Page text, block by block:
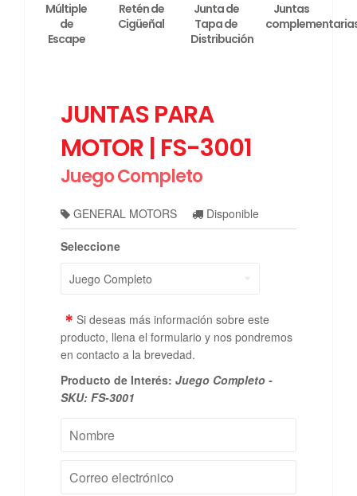
Múltiple
de
Escape
Retén de
Cigüeñal
Junta de
Tapa de
Distribución
Juntas
JUNTAS PARA
MOTOR | FS-3001
Juego Completo
GENERAL MOTORS Disponible
Seleccione
* Si deseas más información sobre este
producto, llena el formulario y nos pondremos
en contacto a la brevedad.
Producto de Interés: Juego Completo -
SKU: FS-3001
Nombre
Correo
electrónico